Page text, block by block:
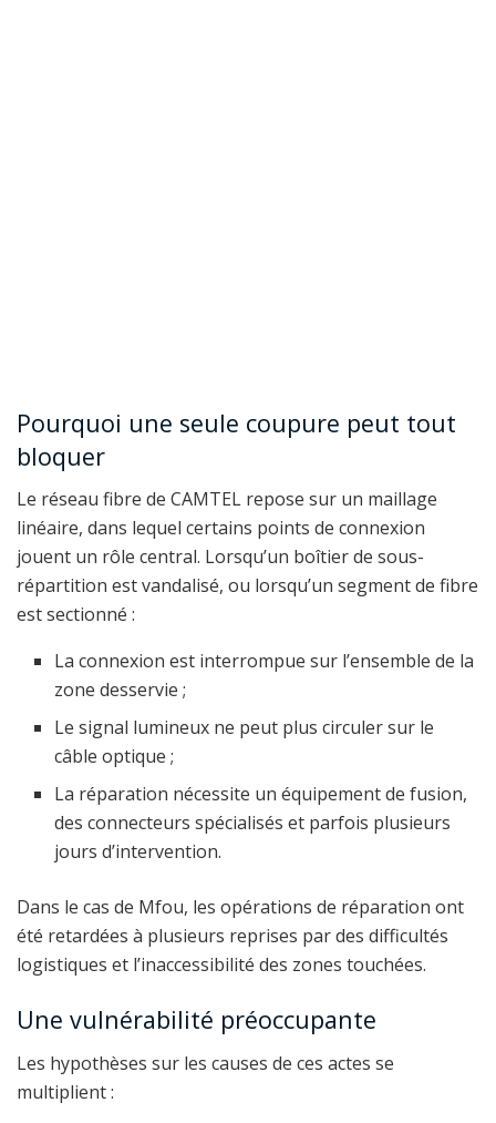
Pourquoi une seule coupure peut tout
bloquer
Le réseau fibre de CAMTEL repose sur un maillage
linéaire, dans lequel certains points de connexion
jouent un rôle central. Lorsqu’un boîtier de sous-
répartition est vandalisé, ou lorsqu’un segment de fibre
est sectionné :
La connexion est interrompue sur l’ensemble de la
zone desservie ;
Le signal lumineux ne peut plus circuler sur le
câble optique ;
La réparation nécessite un équipement de fusion,
des connecteurs spécialisés et parfois plusieurs
jours d’intervention.
Dans le cas de Mfou, les opérations de réparation ont
été retardées à plusieurs reprises par des difficultés
logistiques et l’inaccessibilité des zones touchées.
Une vulnérabilité préoccupante
Les hypothèses sur les causes de ces actes se
multiplient :